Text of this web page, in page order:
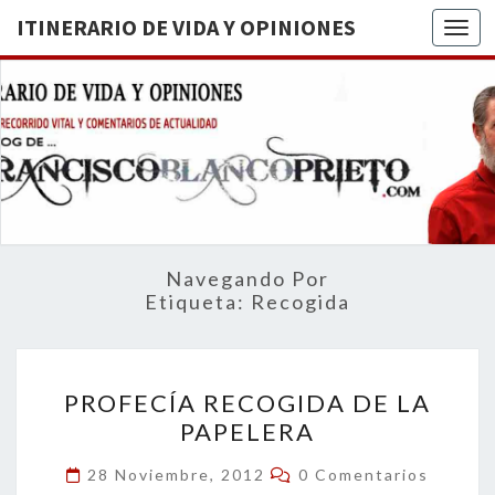
ITINERARIO DE VIDA Y OPINIONES
DE
BREVE
RECORRIDO
VITAL Y
ACTUALIDAD
Navegando Por
Etiqueta: Recogida
RECOGIDA
DE
LA
PROFECÍA RECOGIDA DE LA
PAPELERA
28 Noviembre, 2012 Comentarios
0 Comentarios